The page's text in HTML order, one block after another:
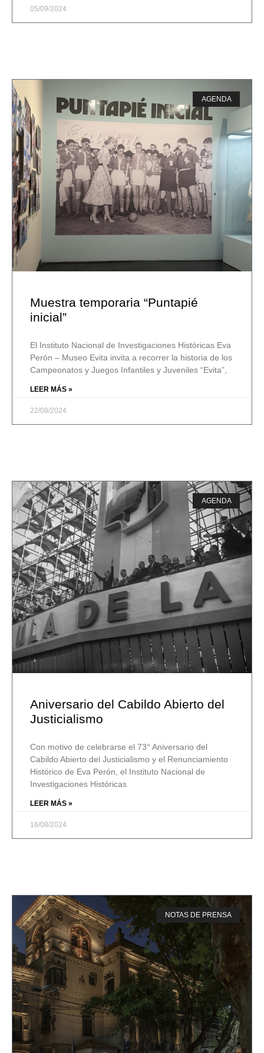
05/09/2024
AGENDA
Muestra temporaria “Puntapié
inicial”
El Instituto Nacional de Investigaciones Históricas Eva
Perón – Museo Evita invita a recorrer la historia de los
Campeonatos y Juegos Infantiles y Juveniles “Evita”,
LEER MÁS »
22/08/2024
AGENDA
Aniversario del Cabildo Abierto del
Justicialismo
Con motivo de celebrarse el 73° Aniversario del
Cabildo Abierto del Justicialismo y el Renunciamiento
Histórico de Eva Perón, el Instituto Nacional de
Investigaciones Históricas
LEER MÁS »
16/08/2024
NOTAS DE PRENSA